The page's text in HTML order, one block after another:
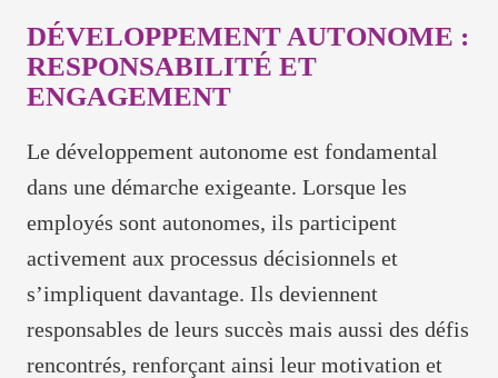
DÉVELOPPEMENT AUTONOME :
RESPONSABILITÉ ET
ENGAGEMENT
Le développement autonome est fondamental
dans une démarche exigeante. Lorsque les
employés sont autonomes, ils participent
activement aux processus décisionnels et
s’impliquent davantage. Ils deviennent
responsables de leurs succès mais aussi des défis
rencontrés, renforçant ainsi leur motivation et